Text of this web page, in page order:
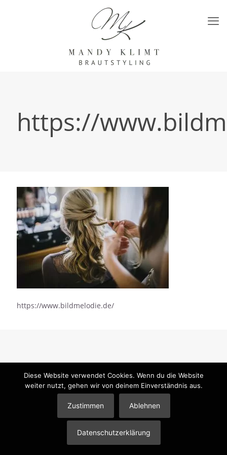
https://
https://www.bildmelodie.de/
© 2026 Mandy Klimt Brautstyling & Make-Up | Impressum|
Datenschutzerklärung| Partner
Diese Website verwendet Cookies. Wenn du die Website
weiter nutzt, gehen wir von deinem Einverständnis aus.
Zustimmen Ablehnen
Datenschutzerklärung